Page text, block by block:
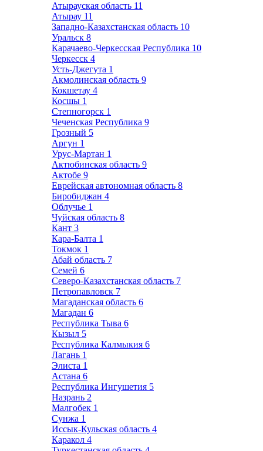
Атырауская область 11
Атырау 11
Западно-Казахстанская область 10
Уральск 8
Карачаево-Черкесская Республика 10
Черкесск 4
Усть-Джегута 1
Акмолинская область 9
Кокшетау 4
Косшы 1
Степногорск 1
Чеченская Республика 9
Грозный 5
Аргун 1
Урус-Мартан 1
Актюбинская область 9
Актобе 9
Еврейская автономная область 8
Биробиджан 4
Облучье 1
Чуйская область 8
Кант 3
Кара-Балта 1
Токмок 1
Абай область 7
Семей 6
Северо-Казахстанская область 7
Петропавловск 7
Магаданская область 6
Магадан 6
Республика Тыва 6
Кызыл 5
Республика Калмыкия 6
Лагань 1
Элиста 1
Астана 6
Республика Ингушетия 5
Назрань 2
Малгобек 1
Сунжа 1
Иссык-Кульская область 4
Каракол 4